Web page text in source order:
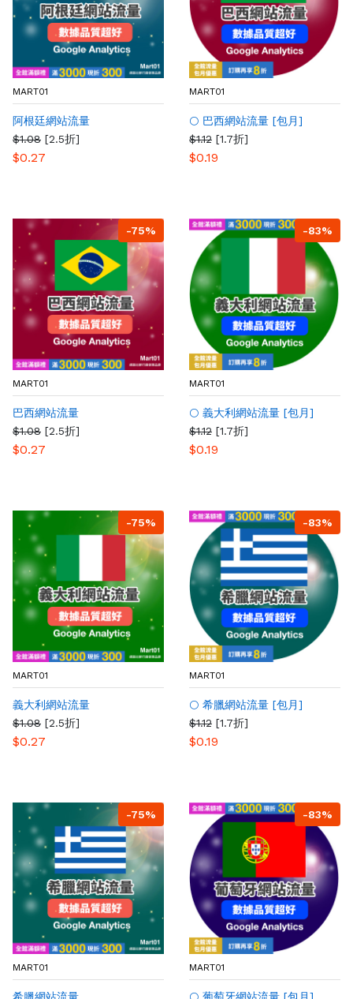
MART01
阿根廷網站流量
$1.08 [2.5折]
$0.27
MART01
🌕 巴西網站流量 [包月]
$1.12 [1.7折]
$0.19
-75%
MART01
巴西網站流量
$1.08 [2.5折]
$0.27
-83%
MART01
🌕 義大利網站流量 [包月]
$1.12 [1.7折]
$0.19
-75%
MART01
義大利網站流量
$1.08 [2.5折]
$0.27
-83%
MART01
🌕 希臘網站流量 [包月]
$1.12 [1.7折]
$0.19
-75%
MART01
-83%
MART01